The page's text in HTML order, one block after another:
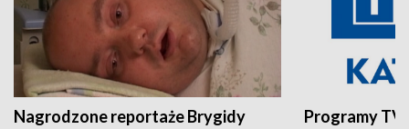
Nagrodzone reportaże Brygidy
Programy